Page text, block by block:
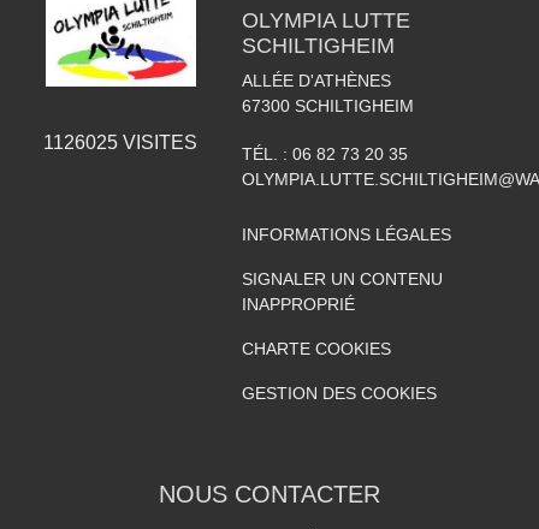
1126025 VISITES
OLYMPIA LUTTE
SCHILTIGHEIM
ALLÉE D'ATHÈNES
67300 SCHILTIGHEIM
TÉL. : 06 82 73 20 35
INFORMATIONS LÉGALES
SIGNALER UN CONTENU
INAPPROPRIÉ
CHARTE COOKIES
GESTION DES COOKIES
NOUS CONTACTER